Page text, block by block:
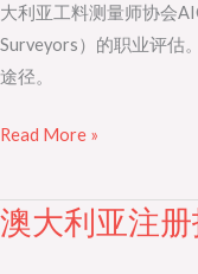
大利亚工料测量师协会
Surveyors）的职业评估
途径。
Read More »
澳大利亚注
澳